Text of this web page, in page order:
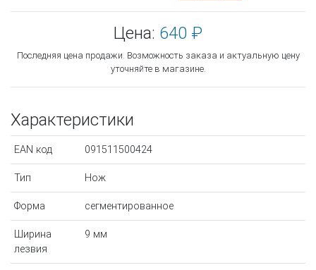
Цена: 640 ₽
Последняя цена продажи. Возможность заказа и актуальную цену
уточняйте в магазине.
Характеристики
EAN код 091511500424
Тип Нож
Форма сегментированное
Ширина
лезвия
9 мм